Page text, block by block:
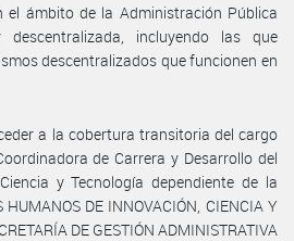
el ámbito de la Administración Pública
descentralizada, incluyendo las que
descentralizados que funcionen en
a la cobertura transitoria del cargo
de Carrera y Desarrollo del
y Tecnología dependiente de la
HUMANOS DE INNOVACIÓN, CIENCIA Y
DE GESTIÓN ADMINISTRATIVA